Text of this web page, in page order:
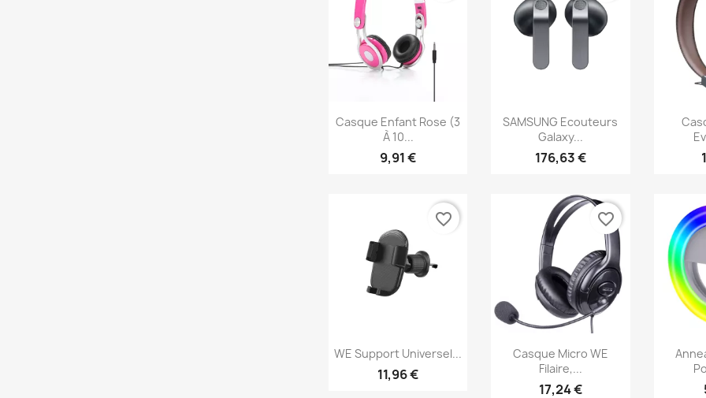
Aperçu rapide
Casque Enfant Rose (3
À 10...
9,91 €
Aperçu rapide
SAMSUNG Ecouteurs
Galaxy...
176,63 €

Aperçu rapide
WE Support Universel...
11,96 €
favorite_border
Aperçu rapide
Casque Micro WE
Filaire,...
17,24 €
favorite_border
